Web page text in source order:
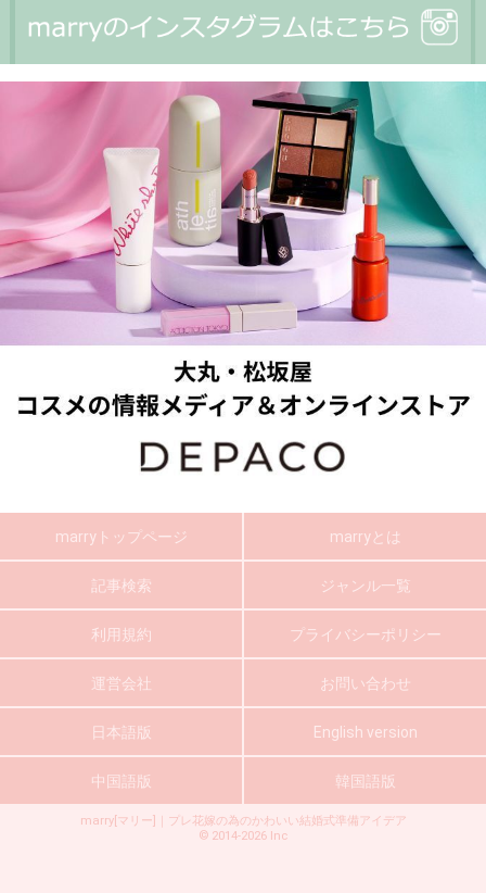
marryトップページ marryとは
記事検索 ジャンル一覧
利用規約 プライバシーポリシー
運営会社 お問い合わせ
日本語版 English version
中国語版 韓国語版
marry[マリー]｜プレ花嫁の為のかわいい結婚式準備アイデア
© 2014-2026 Inc